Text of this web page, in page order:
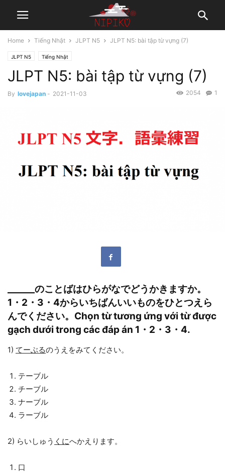
Home Tiếng Nhật JLPT N5 JLPT N5: bài tập từ vựng (7)
JLPT N5 Tiếng Nhật
JLPT N5: bài tập từ vựng (7)
By lovejapan - 2021-11-03 1
2054
______のことばはひらがなでどうかきますか。
1・2・3・4からいちばんいいものをひとつえら
んでください。Chọn từ tương ứng với từ được
gạch dưới trong các đáp án 1・2・3・4.
1) てーぶるのうえをみてください。
テーブル
チーブル
ナーブル
ラーブル
2) らいしゅう くにへかえります。
口